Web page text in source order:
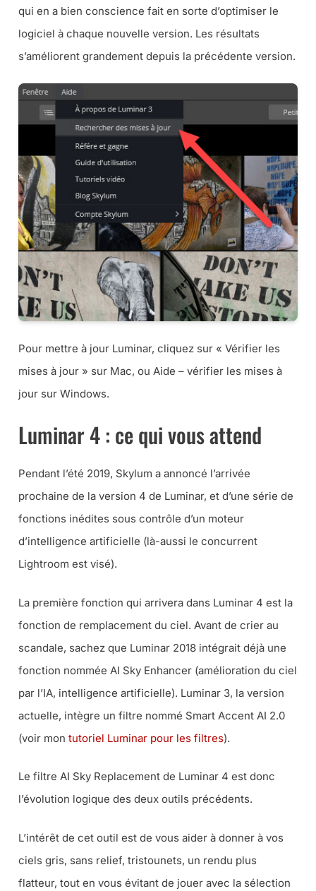
qui en a bien conscience fait en sorte d’optimiser le
logiciel à chaque nouvelle version. Les résultats
s’améliorent grandement depuis la précédente version.
Pour mettre à jour Luminar, cliquez sur « Vérifier les
mises à jour » sur Mac, ou Aide – vérifier les mises à
jour sur Windows.
Luminar 4 : ce qui vous attend
Pendant l’été 2019, Skylum a annoncé l’arrivée
prochaine de la version 4 de Luminar, et d’une série de
fonctions inédites sous contrôle d’un moteur
d’intelligence artificielle (là-aussi le concurrent
Lightroom est visé).
La première fonction qui arrivera dans Luminar 4 est la
fonction de remplacement du ciel. Avant de crier au
scandale, sachez que Luminar 2018 intégrait déjà une
fonction nommée AI Sky Enhancer (amélioration du ciel
par l’IA, intelligence artificielle). Luminar 3, la version
actuelle, intègre un filtre nommé Smart Accent AI 2.0
(voir mon tutoriel Luminar pour les filtres).
Le filtre AI Sky Replacement de Luminar 4 est donc
l’évolution logique des deux outils précédents.
L’intérêt de cet outil est de vous aider à donner à vos
ciels gris, sans relief, tristounets, un rendu plus
flatteur, tout en vous évitant de jouer avec la sélection